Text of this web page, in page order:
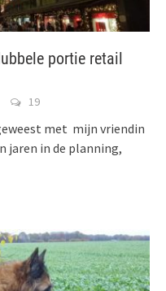
portie retail
19
met mijn vriendin
jaren in de planning,